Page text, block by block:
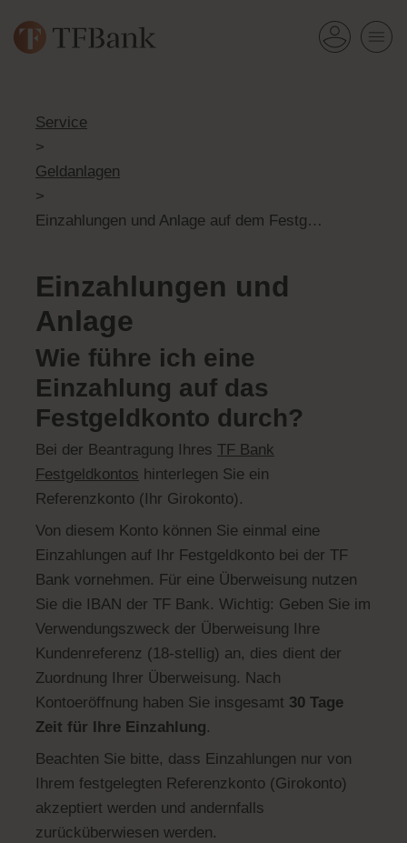
Service
>
Geldanlagen
>
Einzahlungen und Anlage auf dem Festgeldkonto
Einzahlungen und
Anlage
Wie führe ich eine
Einzahlung auf das
Festgeldkonto durch?
Bei der Beantragung Ihres TF Bank
Festgeldkontos hinterlegen Sie ein
Referenzkonto (Ihr Girokonto).
Von diesem Konto können Sie einmal eine
Einzahlungen auf Ihr Festgeldkonto bei der TF
Bank vornehmen. Für eine Überweisung nutzen
Sie die IBAN der TF Bank. Wichtig: Geben Sie im
Verwendungszweck der Überweisung Ihre
Kundenreferenz (18-stellig) an, dies dient der
Zuordnung Ihrer Überweisung. Nach
Kontoeröffnung haben Sie insgesamt 30 Tage
Zeit für Ihre Einzahlung.
Beachten Sie bitte, dass Einzahlungen nur von
Ihrem festgelegten Referenzkonto (Girokonto)
akzeptiert werden und andernfalls
zurücküberwiesen werden.